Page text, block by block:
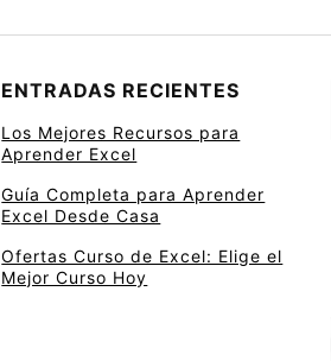
ENTRADAS RECIENTES
Los Mejores Recursos para
Aprender Excel
Guía Completa para Aprender
Excel Desde Casa
Ofertas Curso de Excel: Elige el
Mejor Curso Hoy